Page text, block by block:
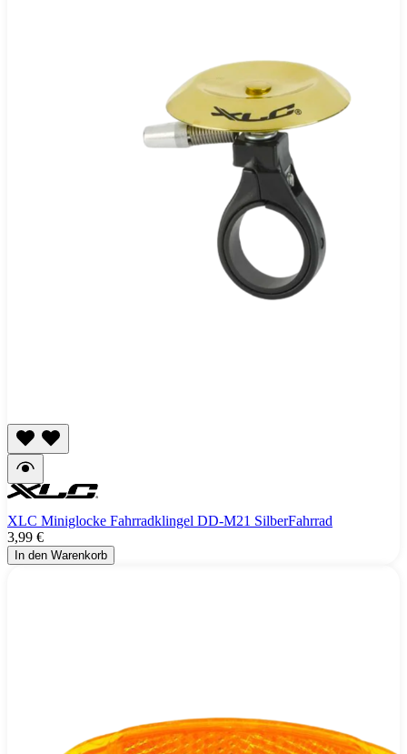
XLC Miniglocke Fahrradklingel DD-M21 SilberFahrrad
3,99 €
In den Warenkorb